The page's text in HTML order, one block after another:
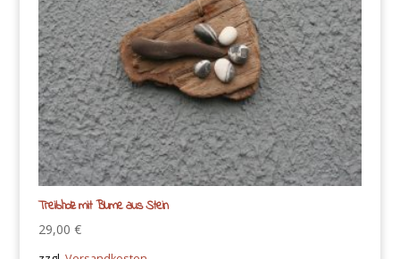
Treibholz mit Blume aus Stein
29,00 €